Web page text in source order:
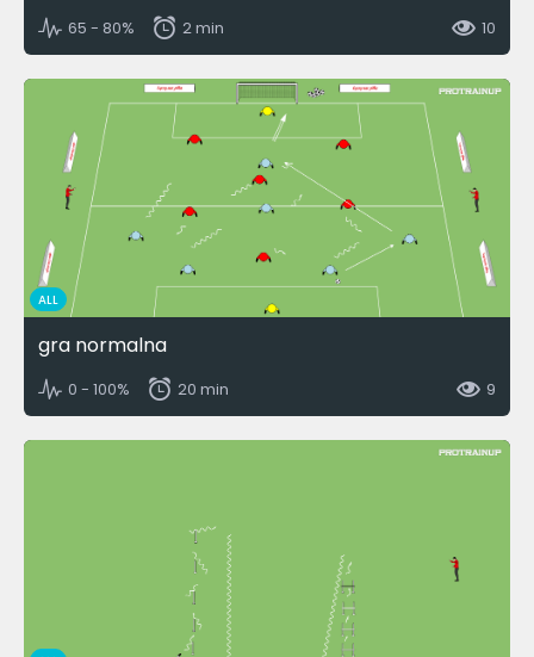
65 - 80% 2 min 10
ALL
gra normalna
0 - 100% 20 min 9